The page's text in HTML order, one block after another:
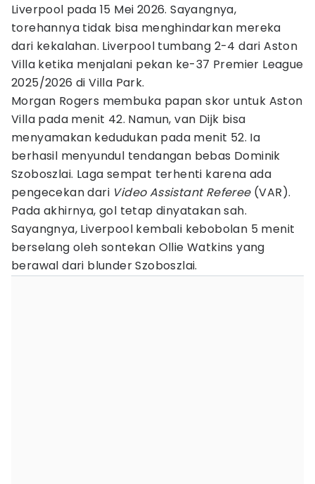
Liverpool pada 15 Mei 2026. Sayangnya,
torehannya tidak bisa menghindarkan mereka
dari kekalahan. Liverpool tumbang 2-4 dari Aston
Villa ketika menjalani pekan ke-37 Premier League
2025/2026 di Villa Park.
Morgan Rogers membuka papan skor untuk Aston
Villa pada menit 42. Namun, van Dijk bisa
menyamakan kedudukan pada menit 52. Ia
berhasil menyundul tendangan bebas Dominik
Szoboszlai. Laga sempat terhenti karena ada
pengecekan dari Video Assistant Referee(VAR).
Pada akhirnya, gol tetap dinyatakan sah.
Sayangnya, Liverpool kembali kebobolan 5 menit
berselang oleh sontekan Ollie Watkins yang
berawal dari blunder Szoboszlai.